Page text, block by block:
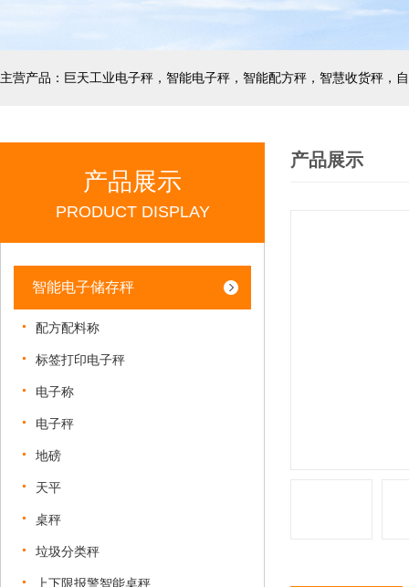
产品展示
PRODUCT DISPLAY
智能电子储存秤
配方配料称
标签打印电子秤
电子称
电子秤
地磅
天平
桌秤
垃圾分类秤
上下限报警智能桌秤
产品展示